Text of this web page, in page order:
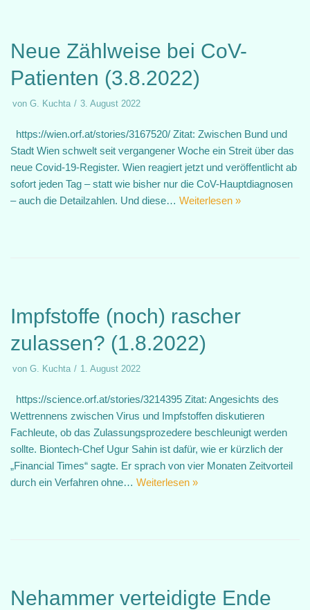
Neue Zählweise bei CoV-
Patienten (3.8.2022)
von G. Kuchta 3. August 2022
https://wien.orf.at/stories/3167520/ Zitat: Zwischen Bund und
Stadt Wien schwelt seit vergangener Woche ein Streit über das
neue Covid-19-Register. Wien reagiert jetzt und veröffentlicht ab
sofort jeden Tag – statt wie bisher nur die CoV-Hauptdiagnosen
– auch die Detailzahlen. Und diese… Weiterlesen »
Impfstoffe (noch) rascher
zulassen? (1.8.2022)
von G. Kuchta 1. August 2022
https://science.orf.at/stories/3214395 Zitat: Angesichts des
Wettrennens zwischen Virus und Impfstoffen diskutieren
Fachleute, ob das Zulassungsprozedere beschleunigt werden
sollte. Biontech-Chef Ugur Sahin ist dafür, wie er kürzlich der
„Financial Times“ sagte. Er sprach von vier Monaten Zeitvorteil
durch ein Verfahren ohne… Weiterlesen »
Nehammer verteidigte Ende